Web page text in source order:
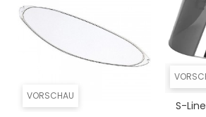
VORSCHAU
S-